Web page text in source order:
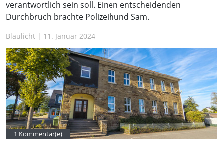
verantwortlich sein soll. Einen entscheidenden
Durchbruch brachte Polizeihund Sam.
Blaulicht | 11. Januar 2024
1 Kommentar(e)